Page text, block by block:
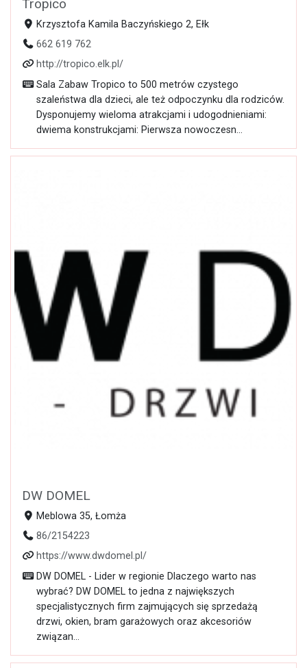
Tropico
Krzysztofa Kamila Baczyńskiego 2, Ełk
662 619 762
http://tropico.elk.pl/
Sala Zabaw Tropico to 500 metrów czystego
szaleństwa dla dzieci, ale też odpoczynku dla rodziców.
Dysponujemy wieloma atrakcjami i udogodnieniami:
dwiema konstrukcjami: Pierwsza nowoczesn...
DW DOMEL
Meblowa 35, Łomża
86/2154223
https://www.dwdomel.pl/
DW DOMEL - Lider w regionie Dlaczego warto nas
wybrać? DW DOMEL to jedna z największych
specjalistycznych firm zajmujących się sprzedażą
drzwi, okien, bram garażowych oraz akcesoriów
związan...